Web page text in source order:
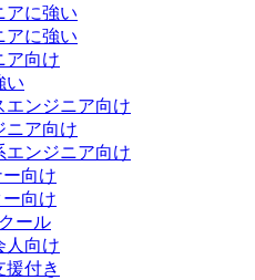
アに強い
アに強い
ア向け
い
エンジニア向け
ニア向け
エンジニア向け
ー向け
ー向け
ール
人向け
援付き